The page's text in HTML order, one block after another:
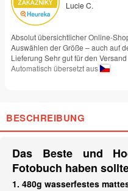
Lucie C.
Absolut übersichtlicher Online-
Auswählen der Größe – auch auf
Lieferung Sehr gut für den
Automatisch übersetzt aus
BESCHREIBUNG
Das Beste und
Fotobuch haben
1. 480g wasserfestes